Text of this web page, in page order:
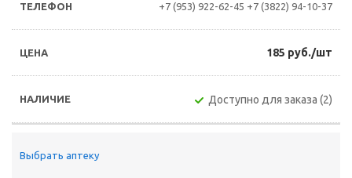
+7 (953) 922-62-45 +7 (3822) 94-10-37
185 руб./шт
Доступно для заказа (2)
Выбрать аптеку